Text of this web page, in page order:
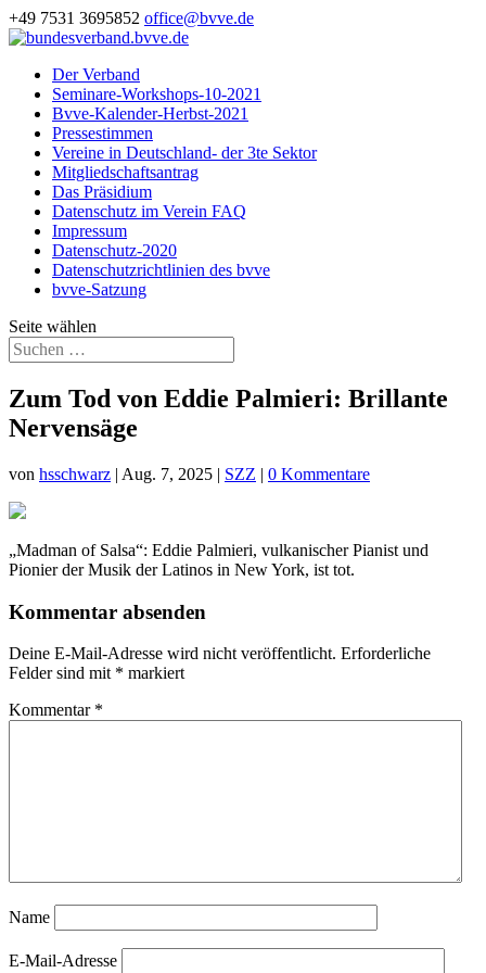
+49 7531 3695852 office@bvve.de
Der Verband
Seminare-Workshops-10-2021
Bvve-Kalender-Herbst-2021
Pressestimmen
Vereine in Deutschland- der 3te Sektor
Mitgliedschaftsantrag
Das Präsidium
Datenschutz im Verein FAQ
Impressum
Datenschutz-2020
Datenschutzrichtlinien des bvve
bvve-Satzung
Seite wählen
Zum Tod von Eddie Palmieri: Brillante
Nervensäge
von hsschwarz | Aug. 7, 2025 | SZZ | 0 Kommentare
„Madman of Salsa“: Eddie Palmieri, vulkanischer Pianist und
Pionier der Musik der Latinos in New York, ist tot.
Kommentar absenden
Deine E-Mail-Adresse wird nicht veröffentlicht. Erforderliche
Felder sind mit * markiert
Kommentar *
Name
E-Mail-Adresse